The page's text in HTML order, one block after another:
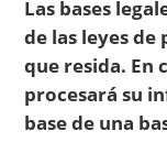
Las bases
de las leyes de
que resida. En
procesará su
base de una